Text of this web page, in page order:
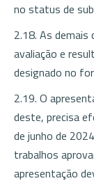
no status de
2.18. As
avaliação e
designado no
2.19. O
deste, precisa
de junho de
trabalhos
apresentação